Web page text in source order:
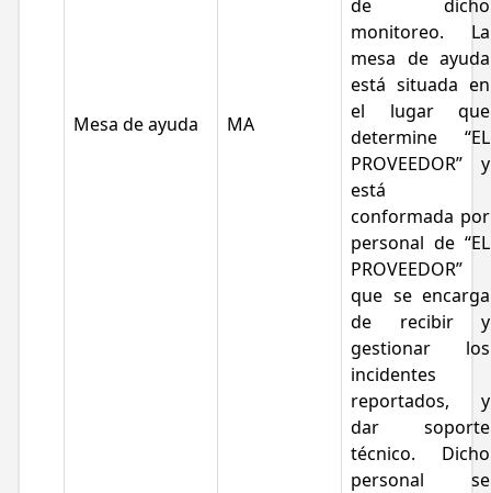
Mesa de ayuda MA
de dicho
monitoreo. La
mesa de ayuda
está situada en
el lugar que
determine “EL
PROVEEDOR” y
está
conformada por
personal de “EL
PROVEEDOR”
que se encarga
de recibir y
gestionar los
incidentes
reportados, y
dar soporte
técnico. Dicho
personal se